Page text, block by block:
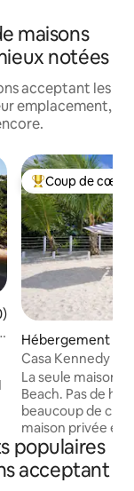
maisons
notées
acceptant les
emplacement,
moyenne sur la
Coups de cœur
Coup de cœur
Hébergement ⋅
Casa Kennedy -
sur West Bay
La seule maison
Beach. Pas de
beaucoup de
maison privée en
cuisinier, un
chauffeur et le
votre porte. 4 chambres sur 2 étages,
populaires
acceptant